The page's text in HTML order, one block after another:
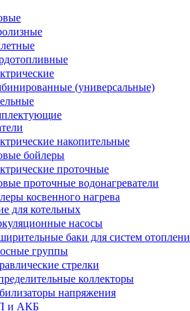
(универсальные)
накопительные
бойлеры
проточные
проточные водонагреватели
косвенного нагрева
для котельных
насосы
баки для систем
группы
стрелки
коллекторы
напряжения
и АКБ